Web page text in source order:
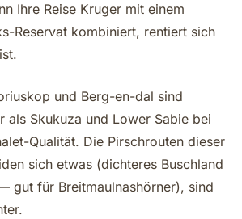
Ihre Reise Kruger mit einem
Reservat kombiniert, rentiert sich
und Berg-en-dal sind
als Skukuza und Lower Sabie bei
Qualität. Die Pirschrouten dieser
sich etwas (dichteres Buschland
gut für Breitmaulnashörner), sind